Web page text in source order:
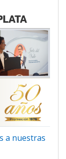
a nuestras